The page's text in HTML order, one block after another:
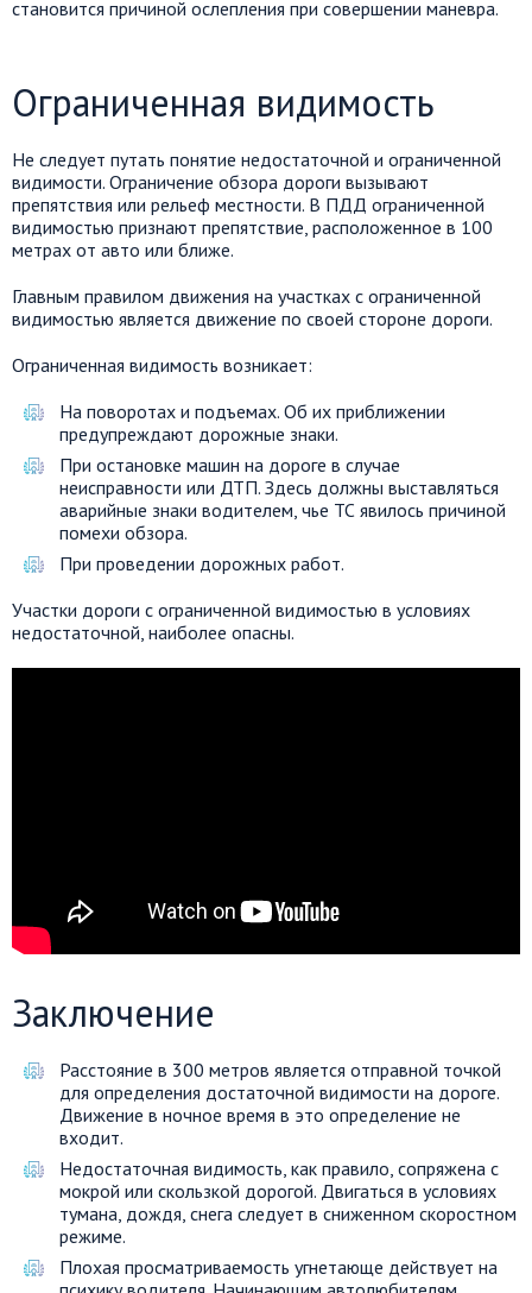
становится причиной ослепления при совершении маневра.
Ограниченная видимость
Не следует путать понятие недостаточной и ограниченной
видимости. Ограничение обзора дороги вызывают
препятствия или рельеф местности. В ПДД ограниченной
видимостью признают препятствие, расположенное в 100
метрах от авто или ближе.
Главным правилом движения на участках с ограниченной
видимостью является движение по своей стороне дороги.
Ограниченная видимость возникает:
На поворотах и подъемах. Об их приближении
предупреждают дорожные знаки.
При остановке машин на дороге в случае
неисправности или ДТП. Здесь должны выставляться
аварийные знаки водителем, чье ТС явилось причиной
помехи обзора.
При проведении дорожных работ.
Участки дороги с ограниченной видимостью в условиях
недостаточной, наиболее опасны.
Заключение
Расстояние в 300 метров является отправной точкой
для определения достаточной видимости на дороге.
Движение в ночное время в это определение не
входит.
Недостаточная видимость, как правило, сопряжена с
мокрой или скользкой дорогой. Двигаться в условиях
тумана, дождя, снега следует в сниженном скоростном
режиме.
Плохая просматриваемость угнетающе действует на